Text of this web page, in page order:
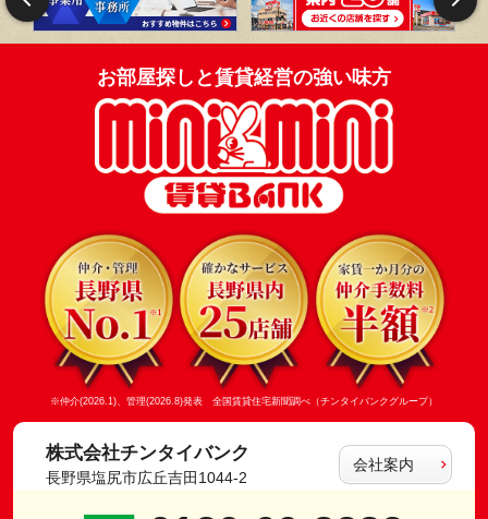
お部屋探しと賃貸経営の強い味方
※仲介(2026.1)、管理(2026.8)発表 全国賃貸住宅新聞調べ（チンタイバンクグループ）
株式会社チンタイバンク
長野県塩尻市広丘吉田1044-2
会社案内